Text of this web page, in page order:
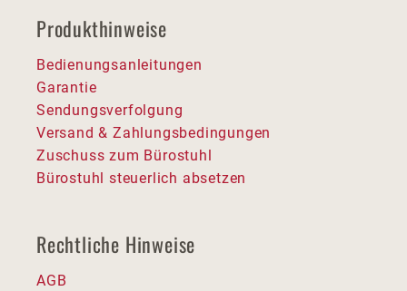
Produkthinweise
Bedienungsanleitungen
Garantie
Sendungsverfolgung
Versand & Zahlungsbedingungen
Zuschuss zum Bürostuhl
Bürostuhl steuerlich absetzen
Rechtliche Hinweise
AGB